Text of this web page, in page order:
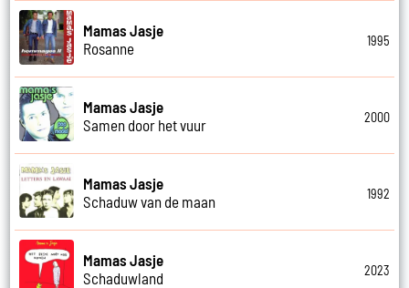
Mamas Jasje
Rosanne
1995
Mamas Jasje
Samen door het vuur
2000
Mamas Jasje
Schaduw van de maan
1992
Mamas Jasje
Schaduwland
2023